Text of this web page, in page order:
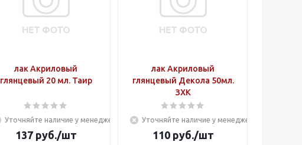
лак Акриловый
глянцевый 20 мл. Таир
Уточняйте наличие у менеджера
137руб./шт
лак Акриловый
глянцевый Декола 50мл.
ЗХК
Уточняйте наличие у менеджера
110руб./шт